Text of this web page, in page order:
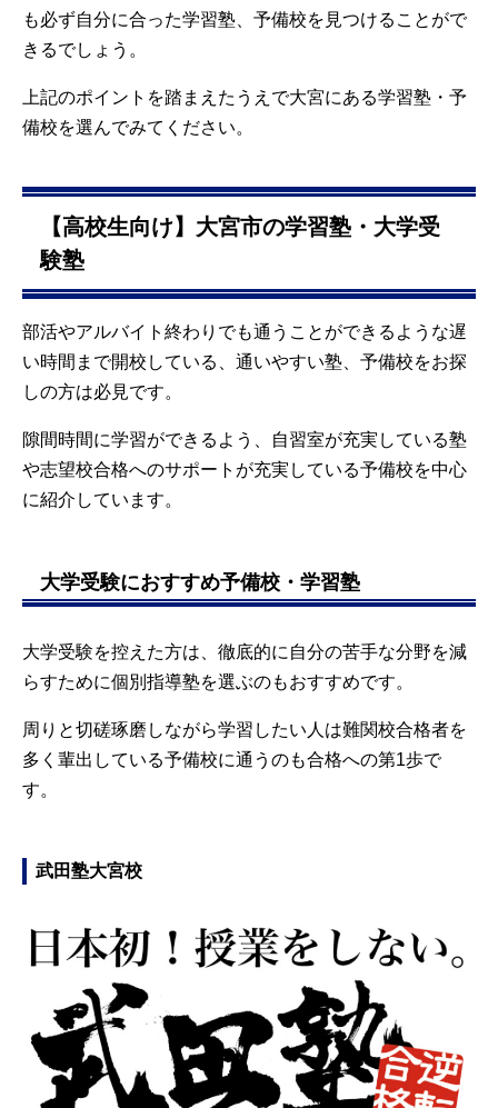
も必ず自分に合った学習塾、予備校を見つけることがで
きるでしょう。
上記のポイントを踏まえたうえで大宮にある学習塾・予
備校を選んでみてください。
【高校生向け】大宮市の学習塾・大学受
験塾
部活やアルバイト終わりでも通うことができるような遅
い時間まで開校している、通いやすい塾、予備校をお探
しの方は必見です。
隙間時間に学習ができるよう、自習室が充実している塾
や志望校合格へのサポートが充実している予備校を中心
に紹介しています。
大学受験におすすめ予備校・学習塾
大学受験を控えた方は、徹底的に自分の苦手な分野を減
らすために個別指導塾を選ぶのもおすすめです。
周りと切磋琢磨しながら学習したい人は難関校合格者を
多く輩出している予備校に通うのも合格への第1歩で
す。
武田塾大宮校